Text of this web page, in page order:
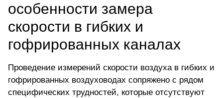
особенности замера
скорости в гибких и
гофрированных каналах
Проведение измерений скорости воздуха в гибких и
гофрированных воздуховодах сопряжено с рядом
специфических трудностей, которые отсутствуют